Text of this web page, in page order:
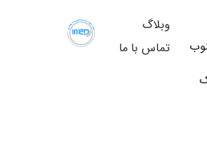
وبلاگ
تماس با ما